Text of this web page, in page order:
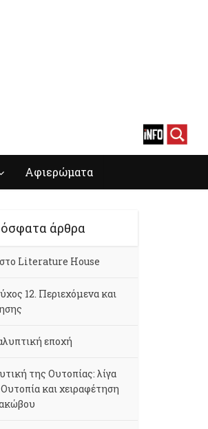
Αφιερώματα
άρθρα
Literature House
12. Περιεχόμενα και
εποχή
της Ουτοπίας: λίγα
Ουτοπία και χειραφέτηση